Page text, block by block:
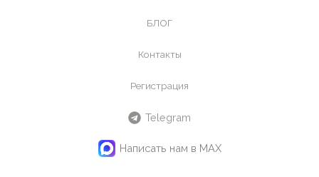
БЛОГ
Контакты
Регистрация
Telegram
Написать нам в MAX